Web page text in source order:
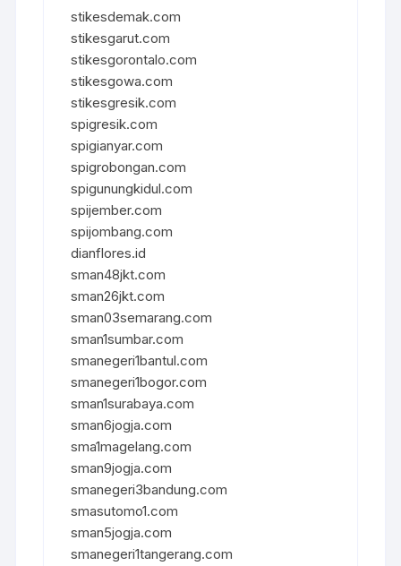
stikesdemak.com
stikesgarut.com
stikesgorontalo.com
stikesgowa.com
stikesgresik.com
spigresik.com
spigianyar.com
spigrobongan.com
spigunungkidul.com
spijember.com
spijombang.com
dianflores.id
sman48jkt.com
sman26jkt.com
sman03semarang.com
sman1sumbar.com
smanegeri1bantul.com
smanegeri1bogor.com
sman1surabaya.com
sman6jogja.com
sma1magelang.com
sman9jogja.com
smanegeri3bandung.com
smasutomo1.com
sman5jogja.com
smanegeri1tangerang.com